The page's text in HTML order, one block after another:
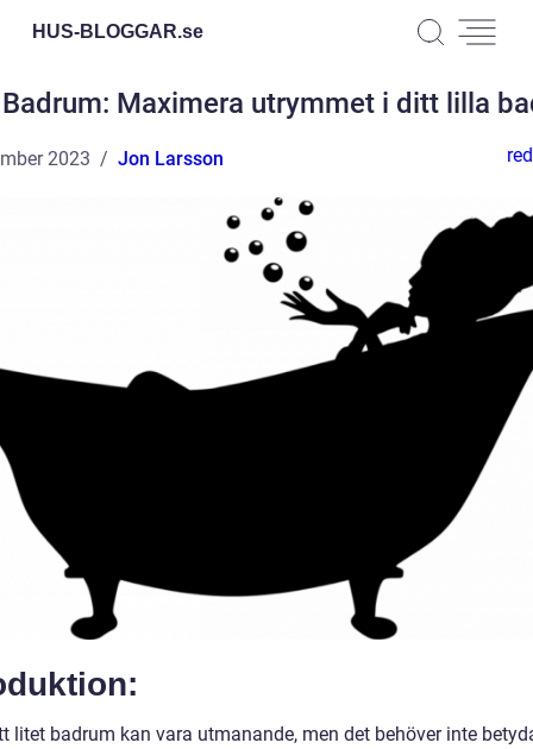
HUS-BLOGGAR.se
Maximera utrymmet i ditt lilla
2023 Jon Larsson
litet badrum kan vara utmanande, men det behöver inte